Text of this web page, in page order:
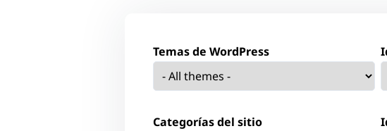
Temas de WordPress
Categorías del sitio